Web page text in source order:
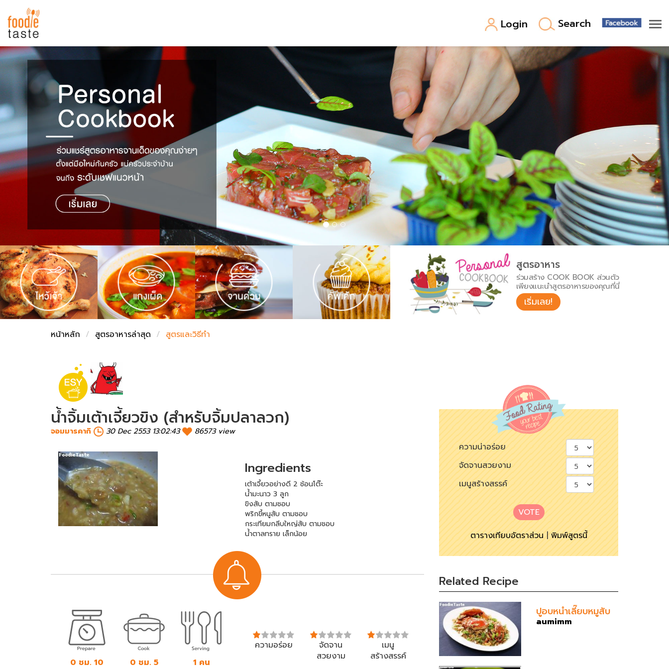
Login Search
สูตรอาหาร
สูตรอาหารล่าสุด
Top Foodie
พาไปชิม
สารพันก้นครัว
เคล็ดลับน่ารู้
เปรียบเทียบหน่วยการตวง
เปรียบเทียบอุณหภูมิ
เปรียบเทียบน้ำหนักวัตถุดิบ
ชั่งตวงเนย
FoodPedia
สร้าง Cookbook
สูตรอาหาร
ร่วมสร้าง COOK BOOK ส่วนตัว
เพียงแนะนำสูตรอาหารของคุณที่นี่
เริ่มเลย!
หน้าหลัก สูตรอาหารล่าสุด สูตรและวิธีทำ
น้ำจิ้มเต้าเจี้ยวขิง (สำหรับจิ้มปลาลวก)
จอมมารคากิ 30 Dec 2553 13:02:43 86573 view
Ingredients
เต้าเจี้ยวอย่างดี 2 ช้อนโต๊ะ
น้ำมะนาว 3 ลูก
ขิงสับ ตามชอบ
พริกขี้หนูสับ ตามชอบ
กระเทียมกลีบใหญ่สับ ตามชอบ
น้ำตาลทราย เล็กน้อย
0 ชม. 10
0 ชม. 5
1 คน
ความอร่อย
จัดจาน
สวยงาม
เมนู
สร้างสรรค์
ความน่าอร่อย
จัดจานสวยงาม
เมนูสร้างสรรค์
VOTE
ตารางเทียบอัตราส่วน|พิมพ์สูตรนี้
Related Recipe
ปูอบหนำเลี๊ยบหมูสับ
aumimm